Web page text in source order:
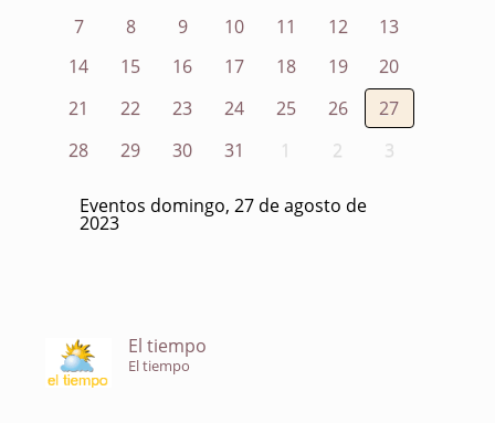
7
8 9 10 11 12
13
14
15 16 17 18 19
20
21
22 23 24 25 26
27
28
29 30 31 1 2 3
Eventos domingo, 27 de agosto de
2023
El tiempo
El tiempo